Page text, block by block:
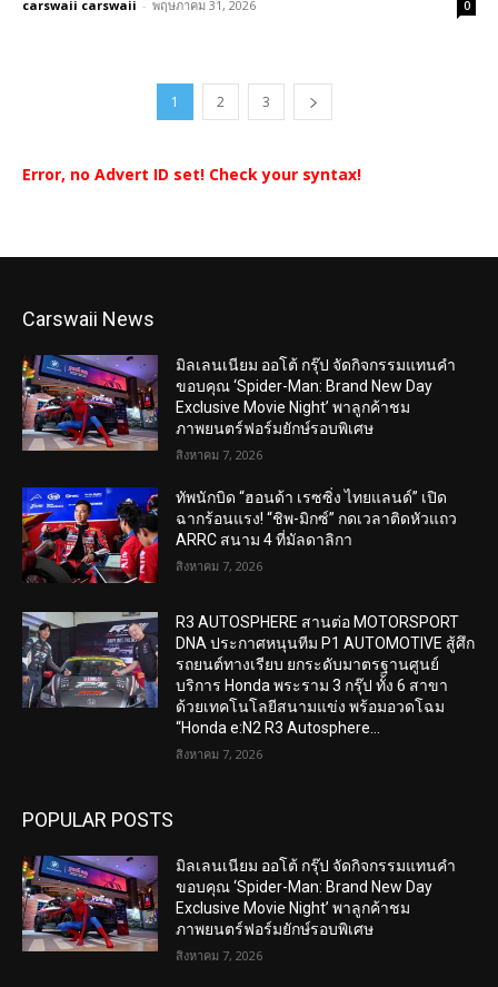
carswaii carswaii - พฤษภาคม 31, 2026 0
1 2 3
Error, no Advert ID set! Check your syntax!
Carswaii News
มิลเลนเนียม ออโต้ กรุ๊ป จัดกิจกรรมแทนคำ
ขอบคุณ ‘Spider-Man: Brand New Day
Exclusive Movie Night’ พาลูกค้าชม
ภาพยนตร์ฟอร์มยักษ์รอบพิเศษ
สิงหาคม 7, 2026
ทัพนักบิด “ฮอนด้า เรซซิ่ง ไทยแลนด์” เปิด
ฉากร้อนแรง! “ชิพ-มิกซ์” กดเวลาติดหัวแถว
ARRC สนาม 4 ที่มัลดาลิกา
สิงหาคม 7, 2026
R3 AUTOSPHERE สานต่อ MOTORSPORT
DNA ประกาศหนุนทีม P1 AUTOMOTIVE สู้ศึก
รถยนต์ทางเรียบ ยกระดับมาตรฐานศูนย์
บริการ Honda พระราม 3 กรุ๊ป ทั้ง 6 สาขา
ด้วยเทคโนโลยีสนามแข่ง พร้อมอวดโฉม
“Honda e:N2 R3 Autosphere...
สิงหาคม 7, 2026
POPULAR POSTS
มิลเลนเนียม ออโต้ กรุ๊ป จัดกิจกรรมแทนคำ
ขอบคุณ ‘Spider-Man: Brand New Day
Exclusive Movie Night’ พาลูกค้าชม
ภาพยนตร์ฟอร์มยักษ์รอบพิเศษ
สิงหาคม 7, 2026